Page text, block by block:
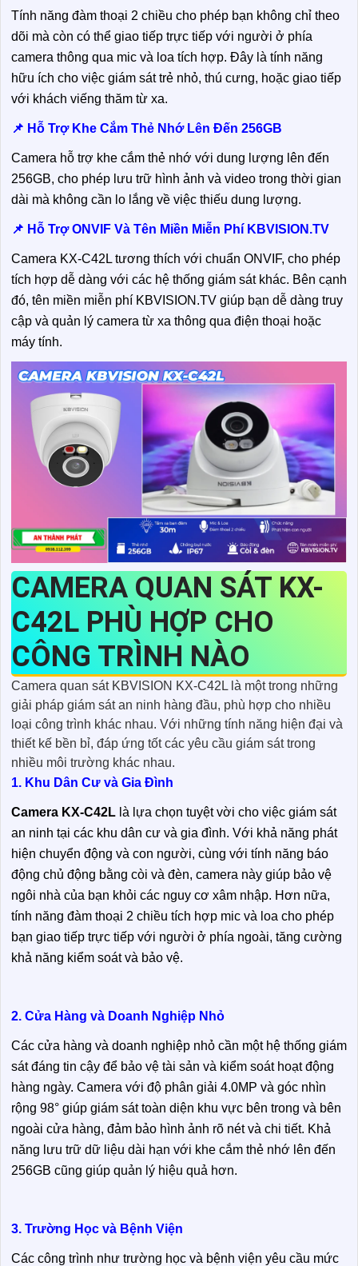
Tính năng đàm thoại 2 chiều cho phép bạn không chỉ theo
dõi mà còn có thể giao tiếp trực tiếp với người ở phía
camera thông qua mic và loa tích hợp. Đây là tính năng
hữu ích cho việc giám sát trẻ nhỏ, thú cưng, hoặc giao tiếp
với khách viếng thăm từ xa.
📌 Hỗ Trợ Khe Cắm Thẻ Nhớ Lên Đến 256GB
Camera hỗ trợ khe cắm thẻ nhớ với dung lượng lên đến
256GB, cho phép lưu trữ hình ảnh và video trong thời gian
dài mà không cần lo lắng về việc thiếu dung lượng.
📌 Hỗ Trợ ONVIF Và Tên Miền Miễn Phí KBVISION.TV
Camera KX-C42L tương thích với chuẩn ONVIF, cho phép
tích hợp dễ dàng với các hệ thống giám sát khác. Bên cạnh
đó, tên miền miễn phí KBVISION.TV giúp bạn dễ dàng truy
cập và quản lý camera từ xa thông qua điện thoại hoặc
máy tính.
CAMERA QUAN SÁT KX-
C42L PHÙ HỢP CHO
CÔNG TRÌNH NÀO
Camera quan sát KBVISION KX-C42L là một trong những
giải pháp giám sát an ninh hàng đầu, phù hợp cho nhiều
loại công trình khác nhau. Với những tính năng hiện đại và
thiết kế bền bỉ, đáp ứng tốt các yêu cầu giám sát trong
nhiều môi trường khác nhau.
1. Khu Dân Cư và Gia Đình
Camera KX-C42L là lựa chọn tuyệt vời cho việc giám sát
an ninh tại các khu dân cư và gia đình. Với khả năng phát
hiện chuyển động và con người, cùng với tính năng báo
động chủ động bằng còi và đèn, camera này giúp bảo vệ
ngôi nhà của bạn khỏi các nguy cơ xâm nhập. Hơn nữa,
tính năng đàm thoại 2 chiều tích hợp mic và loa cho phép
bạn giao tiếp trực tiếp với người ở phía ngoài, tăng cường
khả năng kiểm soát và bảo vệ.
2. Cửa Hàng và Doanh Nghiệp Nhỏ
Các cửa hàng và doanh nghiệp nhỏ cần một hệ thống giám
sát đáng tin cậy để bảo vệ tài sản và kiểm soát hoạt động
hàng ngày. Camera với độ phân giải 4.0MP và góc nhìn
rộng 98° giúp giám sát toàn diện khu vực bên trong và bên
ngoài cửa hàng, đảm bảo hình ảnh rõ nét và chi tiết. Khả
năng lưu trữ dữ liệu dài hạn với khe cắm thẻ nhớ lên đến
256GB cũng giúp quản lý hiệu quả hơn.
3. Trường Học và Bệnh Viện
Các công trình như trường học và bệnh viện yêu cầu mức